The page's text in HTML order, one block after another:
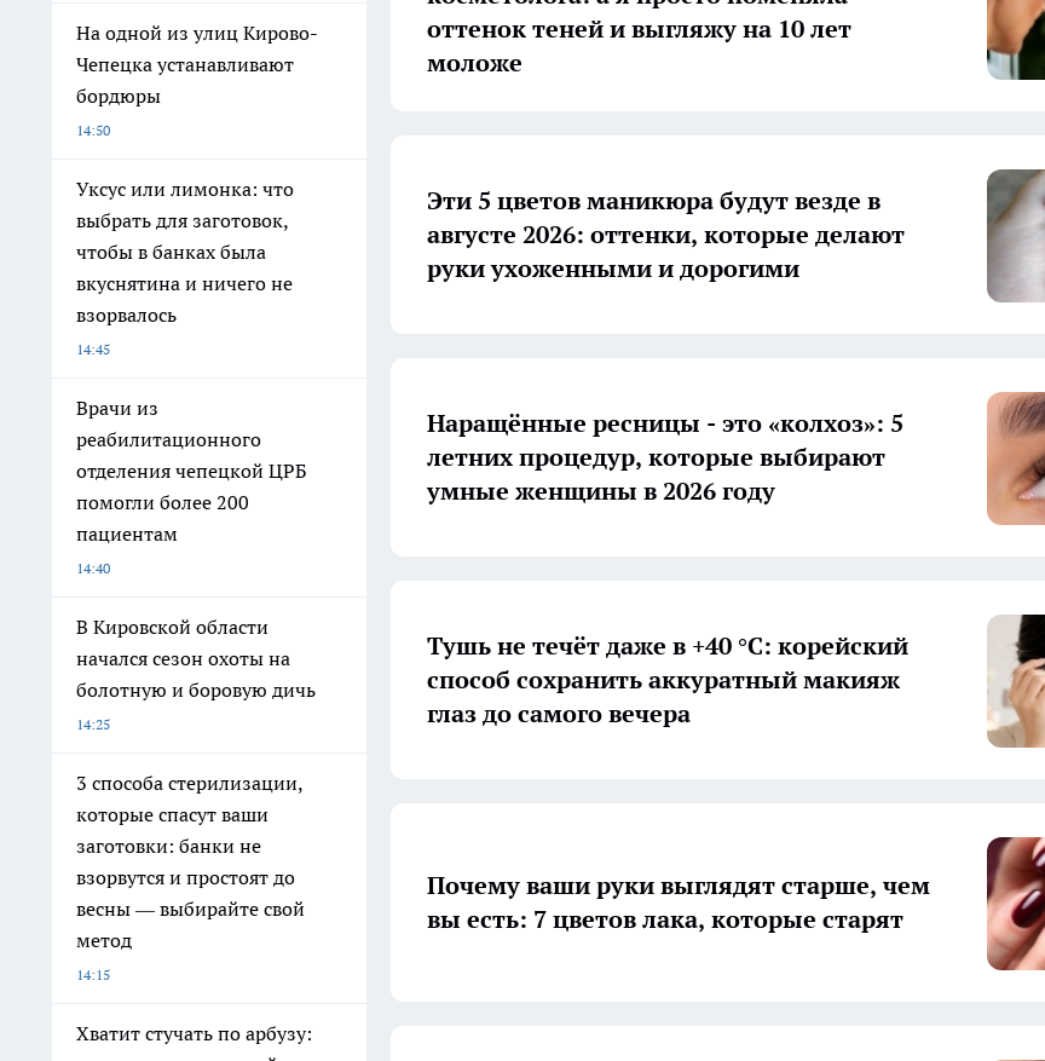
На одной из улиц Кирово-
Чепецка устанавливают
бордюры
14:50
Уксус или лимонка: что
выбрать для заготовок,
чтобы в банках была
вкуснятина и ничего не
взорвалось
14:45
Врачи из
реабилитационного
отделения чепецкой ЦРБ
помогли более 200
пациентам
14:40
В Кировской области
начался сезон охоты на
болотную и боровую дичь
14:25
3 способа стерилизации,
которые спасут ваши
заготовки: банки не
взорвутся и простоят до
весны — выбирайте свой
метод
14:15
Хватит стучать по арбузу:
оттенок теней и выгляжу на 10 лет
моложе
Эти 5 цветов маникюра будут везде в
августе 2026: оттенки, которые делают
руки ухоженными и дорогими
Наращённые ресницы - это «колхоз»: 5
летних процедур, которые выбирают
умные женщины в 2026 году
Тушь не течёт даже в +40 °C: корейский
способ сохранить аккуратный макияж
глаз до самого вечера
Почему ваши руки выглядят старше, чем
вы есть: 7 цветов лака, которые старят